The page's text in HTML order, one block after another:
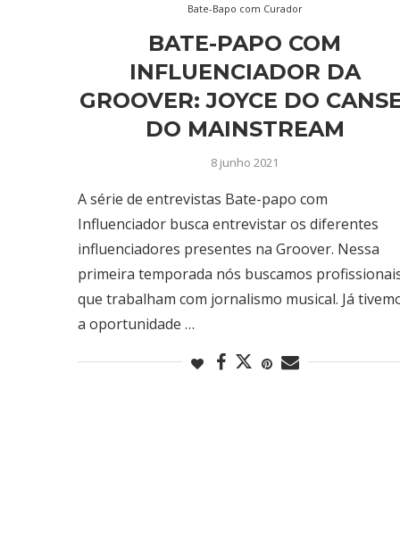
Bate-Bapo com Curador
BATE-PAPO COM
INFLUENCIADOR DA
GROOVER: JOYCE DO
DO MAINSTREAM
8 junho 2021
A série de entrevistas Bate-papo com
Influenciador busca entrevistar os diferentes
influenciadores presentes na Groover. Nessa
primeira temporada nós buscamos
que trabalham com jornalismo musical. Já
a oportunidade …